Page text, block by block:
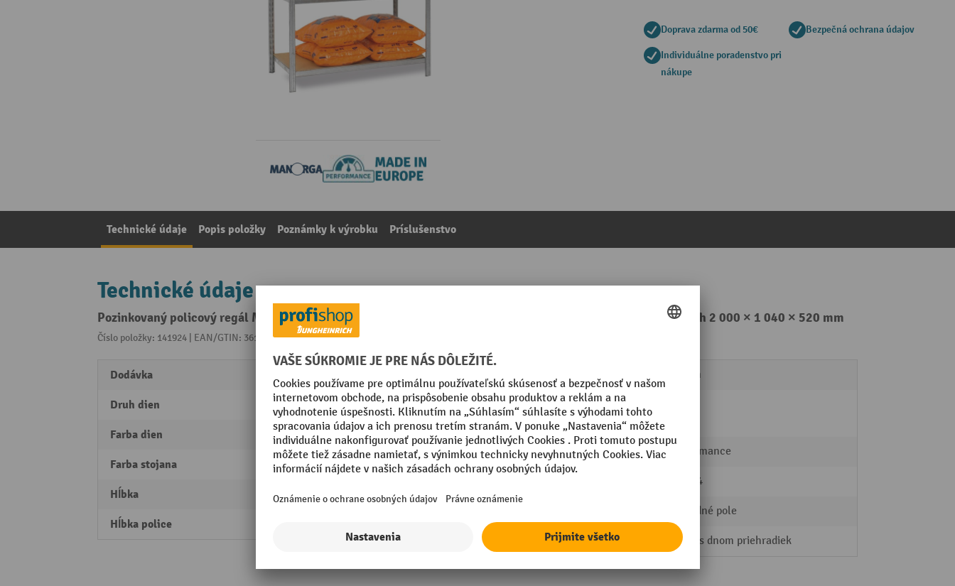
Doprava zdarma od 50€ Bezpečná ochrana údajov
Individuálne poradenstvo pri
nákupe
Technické údaje Popis položky Poznámky k výrobku Príslušenstvo
Technické údaje
Pozinkovaný policový regál ManOrga s 5 policami z drevotrieskových dosiek, zaťaženie police 300 kg, v × š × h 2 000 × 1 040 × 520 mm
Číslo položky: 141924 | EAN/GTIN: 3612970983305Z kategórie:
Dodávka
Druh dien Drevotrieska
Farba dien prírodná
Farba stojana pozinkovaná
Hĺbka 520 mm
Hĺbka police
Raster otvorov 40 mm
Rozšíriteľné pomocou
nadstavbového poľa
Segmentu Performance
141924
Základné pole
Regál s dnom priehradiek